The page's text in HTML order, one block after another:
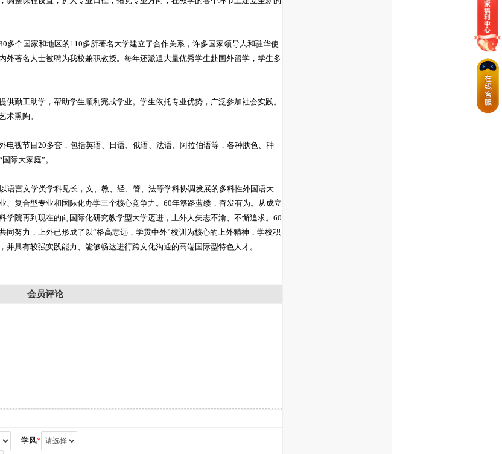
多个国家和地区的110多所著名大学建立了合作关系，许多国家领导人和驻华使
外著名人士被聘为我校兼职教授。每年还派遣大量优秀学生赴国外留学，学生多
勤工助学，帮助学生顺利完成学业。学生依托专业优势，广泛参加社会实践。
术熏陶。
电视节目20多套，包括英语、日语、俄语、法语、阿拉伯语等，各种肤色、种
际大家庭”。
语言文学类学科见长，文、教、经、管、法等学科协调发展的多科性外国语大
、复合型专业和国际化办学三个核心竞争力。60年筚路蓝缕，奋发有为。从成立
学院再到现在的向国际化研究教学型大学迈进，上外人矢志不渝、不懈追求。60
同努力，上外已形成了以“格高志远，学贯中外”校训为核心的上外精神，学校积
具有较强实践能力、能够畅达进行跨文化沟通的高端国际型特色人才。
会员评论
学风*